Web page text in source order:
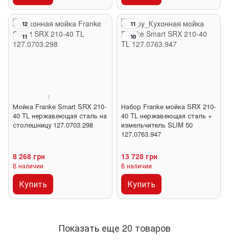
12
11
1
Мойка Franke Smart SRX 210-
40 TL нержавеющая сталь на
столешницу 127.0703.298
8 268 грн
В наличии
Купить
11
10
Набор Franke мойка SRX 210-
40 TL нержавеющая сталь +
измельчитель SLIM 50
127.0763.947
13 728 грн
В наличии
Купить
Показать еще 20 товаров